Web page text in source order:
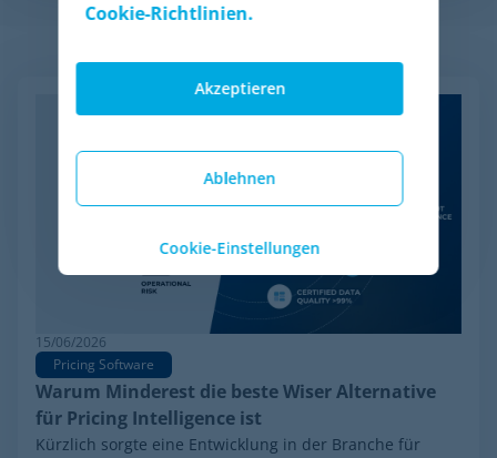
Verwandte Artikel
15/06/2026
Pricing Software
Warum Minderest die beste Wiser Alternative
für Pricing Intelligence ist
Kürzlich sorgte eine Entwicklung in der Branche für
Cookie-Richtlinien.
Ablehnen
Akzeptieren
Cookie-Einstellungen